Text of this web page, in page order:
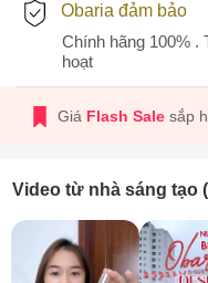
Obaria đảm bảo
Chính hãng 100% .
hoạt
Giá Flash Sale sắp
Video từ nhà sáng tạo